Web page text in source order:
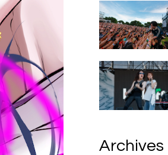
Archives